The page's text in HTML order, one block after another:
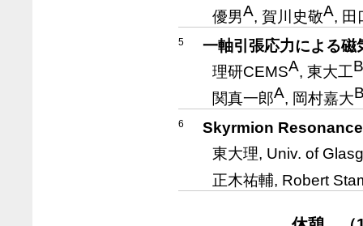
優男A, 賀川史敬A, 田
5
一軸引張応力による
理研CEMSA, 東大工B
関真一郎A, 岡村嘉大
6
Skyrmion
東大理, Univ. of
正木祐輔, Robert